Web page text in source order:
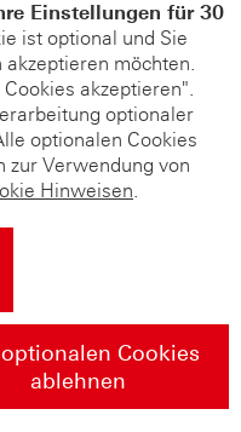
Einstellungen für 30
ist optional und Sie
möchten.
akzeptieren".
optionaler
optionalen Cookies
zur Verwendung von
Hinweisen.
Cookies
ablehnen